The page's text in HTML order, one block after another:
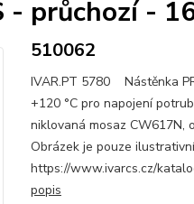
- průchozí -
510062
IVAR.PT 5780 Nástěnka
+120 °C pro napojení
niklovaná mosaz CW617N,
Obrázek je pouze
https://www.ivarcs.cz/
popis